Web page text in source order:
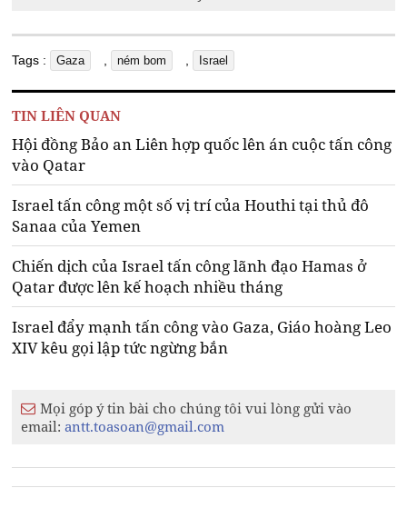
Tags : Gaza ném bom Israel
TIN LIÊN QUAN
Hội đồng Bảo an Liên hợp quốc lên án cuộc tấn công
vào Qatar
Israel tấn công một số vị trí của Houthi tại thủ đô
Sanaa của Yemen
Chiến dịch của Israel tấn công lãnh đạo Hamas ở
Qatar được lên kế hoạch nhiều tháng
Israel đẩy mạnh tấn công vào Gaza, Giáo hoàng Leo
XIV kêu gọi lập tức ngừng bắn
Mọi góp ý tin bài cho chúng tôi vui lòng gửi vào
email:antt.toasoan@gmail.com